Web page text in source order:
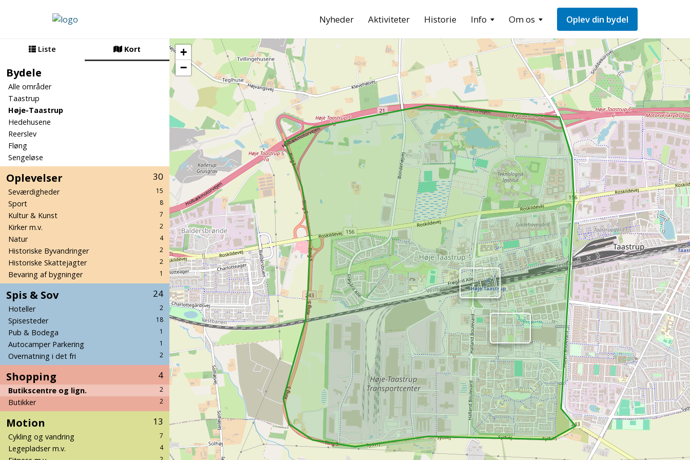
Nyheder Aktiviteter Historie Info Om os Oplev din bydel
Liste Kort
Bydele
Alle områder
Taastrup
Høje-Taastrup
Hedehusene
Reerslev
Fløng
Sengeløse
30
Oplevelser
15
Seværdigheder
8
Sport
7
Kultur & Kunst
2
Kirker m.v.
4
Natur
2
Historiske Byvandringer
2
Historiske Skattejagter
1
Bevaring af bygninger
24
Spis & Sov
2
Hoteller
18
Spisesteder
1
Pub & Bodega
1
Autocamper Parkering
2
Overnatning i det fri
4
Shopping
2
Butikscentre og lign.
2
Butikker
13
Motion
7
Cykling og vandring
4
Legepladser m.v.
+
−